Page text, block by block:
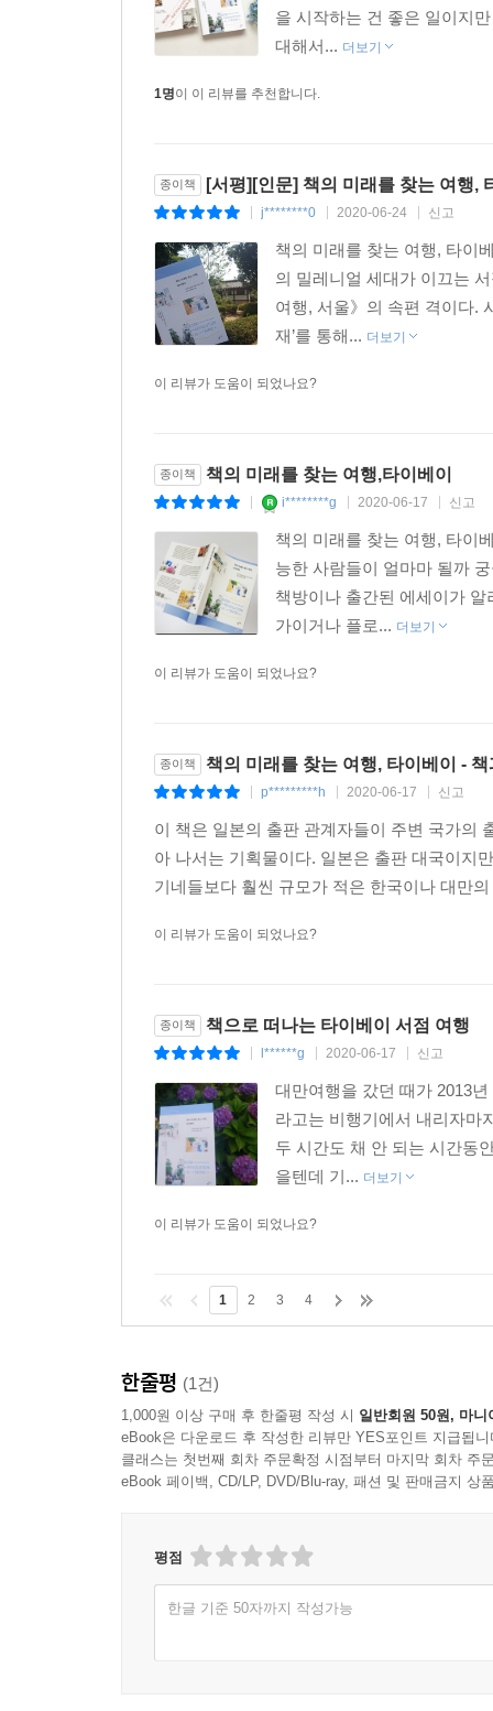
을 시작하는 건 좋은 일이지
대해서... 더보기
1명이 이 리뷰를 추천합니다.
종이책 [서평][인문] 책의 미래를 찾는 여행,
j********0 2020-06-24 신고
책의 미래를 찾는 여행, 타이
의 밀레니얼 세대가 이끄는
여행, 서울》의 속편 격이다.
재’를 통해... 더보기
이 리뷰가 도움이 되었나요?
종이책 책의 미래를 찾는 여행,타이베이
i********g 2020-06-17 신고
책의 미래를 찾는 여행, 타이
능한 사람들이 얼마마 될까
책방이나 출간된 에세이가
가이거나 플로... 더보기
이 리뷰가 도움이 되었나요?
종이책 책의 미래를 찾는 여행, 타이베이 -
p*********h 2020-06-17 신고
이 책은 일본의 출판 관계자들이 주변 국가의
아 나서는 기획물이다. 일본은 출판 대국이지
기네들보다 훨씬 규모가 적은 한국이나 대만
이 리뷰가 도움이 되었나요?
종이책 책으로 떠나는 타이베이 서점 여행
l******g 2020-06-17 신고
대만여행을 갔던 때가 2013
라고는 비행기에서 내리자마
두 시간도 채 안 되는 시간동
을텐데 기... 더보기
이 리뷰가 도움이 되었나요?
1 2 3 4
한줄평 (1건)
1,000원 이상 구매 후 한줄평 작성 시 일반회원 50원, 마니
eBook은 다운로드 후 작성한 리뷰만 YES포인트 지급됩니
클래스는 첫번째 회차 주문확정 시점부터 마지막 회차 주
eBook 페이백, CD/LP, DVD/Blu-ray, 패션 및 판매금지 상
평점
한글 기준 50자까지 작성가능